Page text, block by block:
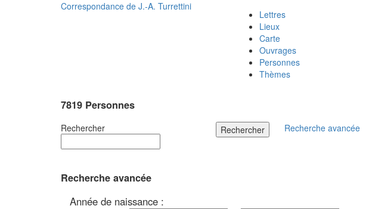
Correspondance de J.-A. Turrettini
Lettres
Lieux
Carte
Ouvrages
Personnes
Thèmes
7819 Personnes
Rechercher Rechercher Recherche avancée
Recherche avancée
Année de naissance :